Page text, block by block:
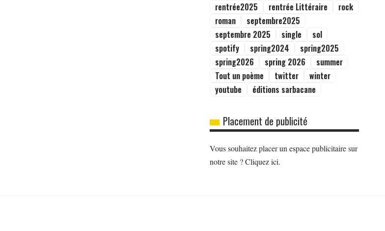
rentrée2025
rentrée Littéraire
rock
roman
septembre2025
septembre 2025
single
sol
spotify
spring2024
spring2025
spring2026
spring 2026
summer
Tout un poème
twitter
winter
youtube
éditions sarbacane
Placement de publicité
Vous souhaitez placer un espace publicitaire sur
notre site ? Cliquez ici.